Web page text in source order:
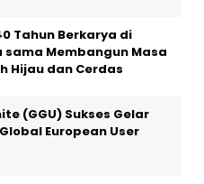
Tahun Berkarya di
sama Membangun Masa
Hijau dan Cerdas
(GGU) Sukses Gelar
European User